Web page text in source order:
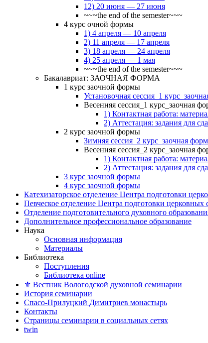
12) 20 июня — 27 июня
~~~the end of the semester~~~
4 курс очной формы
1) 4 апреля — 10 апреля
2) 11 апреля — 17 апреля
3) 18 апреля — 24 апреля
4) 25 апреля — 1 мая
~~~the end of the semester~~~
Бакалавриат: ЗАОЧНАЯ ФОРМА
1 курс заочной формы
Установочная сессия_1
Весенняя сессия_1 курс_заочная
1) Контактная работа:
2) Аттестация: задания для
2 курс заочной формы
Зимняя сессия_2 курс_заочная
Весенняя сессия_2 курс_заочная
1) Контактная работа:
2) Аттестация: задания для
3 курс заочной формы
4 курс заочной формы
Катехизаторское отделение Центра подготовки
Певческое отделение Центра подготовки церковных
Отделение подготовительного духовного
Дополнительное профессиональное образование
Наука
Основная информация
Материалы
Библиотека
Поступления
Библиотека online
⚜ Вестник Вологодской духовной семинарии
История семинарии
Спасо-Прилуцкий Димитриев монастырь
Контакты
Страницы семинарии в социальных сетях
twin